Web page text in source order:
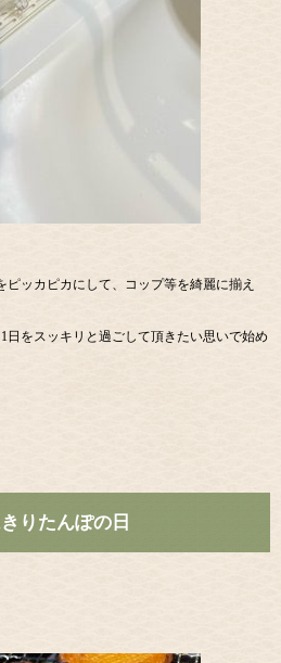
ッカピカにして、コップ等を綺麗に揃え
日をスッキリと過ごして頂きたい思いで始め
りたんぽの日